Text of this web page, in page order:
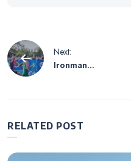
Navegación
de
entradas
Next:
Ironman
emociones y
RELATED POST